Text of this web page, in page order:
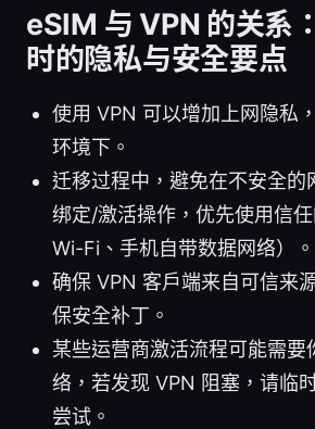
eSIM 与 VPN 的关系
时的隐私与安全要点
使用 VPN 可以增加上网隐私
环境下。
迁移过程中，避免在不安全的
绑定/激活操作，优先使用信
Wi-Fi、手机自带数据网络）。
确保 VPN 客户端来自可信来
保安全补丁。
某些运营商激活流程可能需要
络，若发现 VPN 阻塞，请临
尝试。